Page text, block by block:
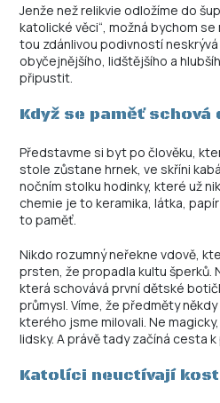
Jenže než relikvie odložíme do
katolické věci“, možná bychom
tou zdánlivou podivností
obyčejnějšího, lidštějšího a
připustit.
Když se paměť schová
Představme si byt po člověku,
stole zůstane hrnek, ve skříni
nočním stolku hodinky, které už
chemie je to keramika, látka,
to paměť.
Nikdo rozumný neřekne vdově,
prsten, že propadla kultu šperků.
která schovává první dětské
průmysl. Víme, že předměty
kterého jsme milovali. Ne
lidsky. A právě tady začíná cesta
Katolíci neuctívají